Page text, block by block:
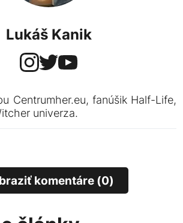
Lukáš Kanik
Centrumher.eu, fanúšik Half-Life,
univerza.
komentáre (0)